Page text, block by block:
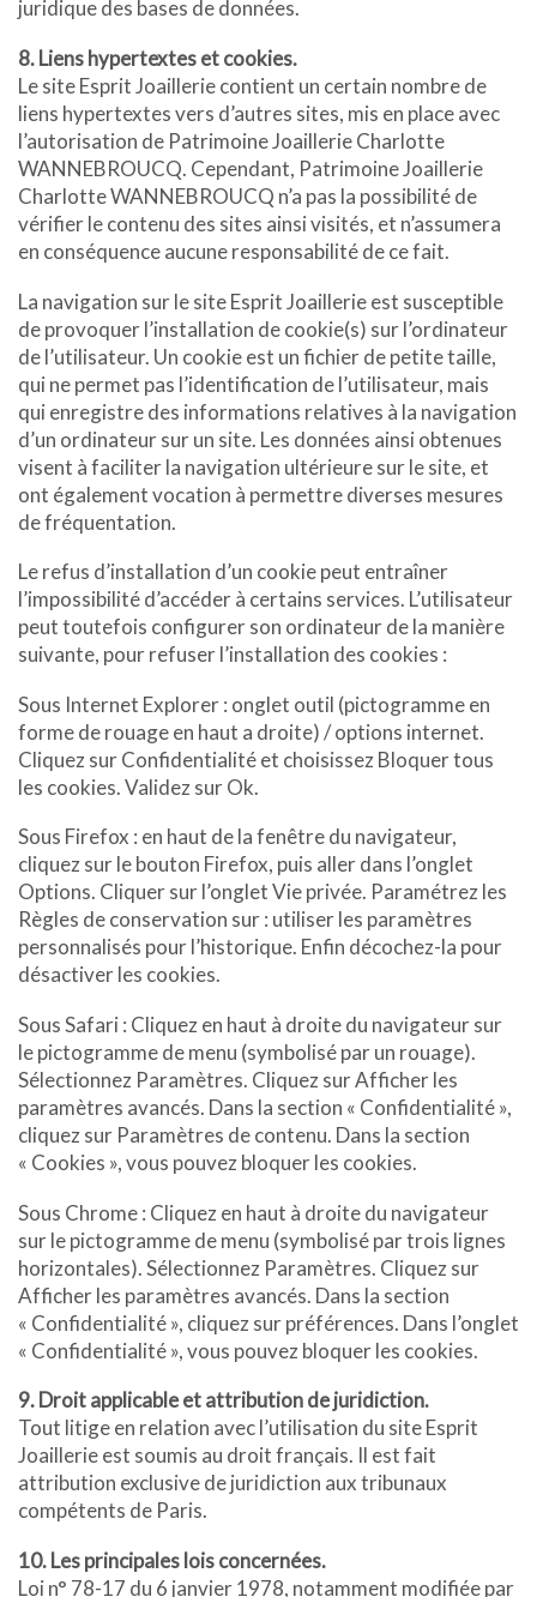
juridique des bases de données.
8. Liens hypertextes et cookies.
Le site Esprit Joaillerie contient un certain nombre de
liens hypertextes vers d’autres sites, mis en place avec
l’autorisation de Patrimoine Joaillerie Charlotte
WANNEBROUCQ. Cependant, Patrimoine Joaillerie
Charlotte WANNEBROUCQ n’a pas la possibilité de
vérifier le contenu des sites ainsi visités, et n’assumera
en conséquence aucune responsabilité de ce fait.
La navigation sur le site Esprit Joaillerie est susceptible
de provoquer l’installation de cookie(s) sur l’ordinateur
de l’utilisateur. Un cookie est un fichier de petite taille,
qui ne permet pas l’identification de l’utilisateur, mais
qui enregistre des informations relatives à la navigation
d’un ordinateur sur un site. Les données ainsi obtenues
visent à faciliter la navigation ultérieure sur le site, et
ont également vocation à permettre diverses mesures
de fréquentation.
Le refus d’installation d’un cookie peut entraîner
l’impossibilité d’accéder à certains services. L’utilisateur
peut toutefois configurer son ordinateur de la manière
suivante, pour refuser l’installation des cookies :
Sous Internet Explorer : onglet outil (pictogramme en
forme de rouage en haut a droite) / options internet.
Cliquez sur Confidentialité et choisissez Bloquer tous
les cookies. Validez sur Ok.
Sous Firefox : en haut de la fenêtre du navigateur,
cliquez sur le bouton Firefox, puis aller dans l’onglet
Options. Cliquer sur l’onglet Vie privée. Paramétrez les
Règles de conservation sur : utiliser les paramètres
personnalisés pour l’historique. Enfin décochez-la pour
désactiver les cookies.
Sous Safari : Cliquez en haut à droite du navigateur sur
le pictogramme de menu (symbolisé par un rouage).
Sélectionnez Paramètres. Cliquez sur Afficher les
paramètres avancés. Dans la section « Confidentialité »,
cliquez sur Paramètres de contenu. Dans la section
« Cookies », vous pouvez bloquer les cookies.
Sous Chrome : Cliquez en haut à droite du navigateur
sur le pictogramme de menu (symbolisé par trois lignes
horizontales). Sélectionnez Paramètres. Cliquez sur
Afficher les paramètres avancés. Dans la section
« Confidentialité », cliquez sur préférences. Dans l’onglet
« Confidentialité », vous pouvez bloquer les cookies.
9. Droit applicable et attribution de juridiction.
Tout litige en relation avec l’utilisation du site Esprit
Joaillerie est soumis au droit français. Il est fait
attribution exclusive de juridiction aux tribunaux
compétents de Paris.
10. Les principales lois concernées.
Loi n° 78-17 du 6 janvier 1978, notamment modifiée par